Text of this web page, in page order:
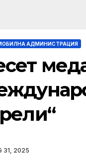
АДМИНИСТРАЦИЯ
31, 2025